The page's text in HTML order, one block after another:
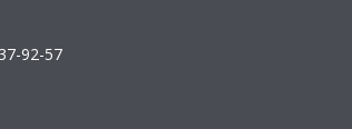
92-57